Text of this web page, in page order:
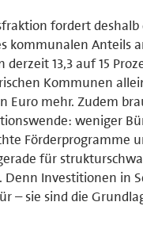
fordert
kommunalen Anteils
derzeit 13,3 auf 15
Kommunen
Euro mehr. Zudem
weniger
Förderprogramme
für
Denn Investitionen in
– sie sind die